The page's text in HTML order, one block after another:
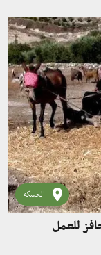
الحسكة
للعمل